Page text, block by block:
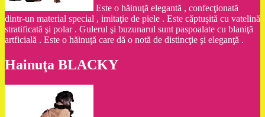
Este o hăinuţă elegantă , confecţionată
dintr-un material special , imitaţie de piele . Este căptuşită cu vatelină
stratificată şi polar . Gulerul şi buzunarul sunt paspoalate cu blaniţă
artficială . Este o hăinuţă care dă o notă de distincţie şi eleganţă .
Hainuţa BLACKY